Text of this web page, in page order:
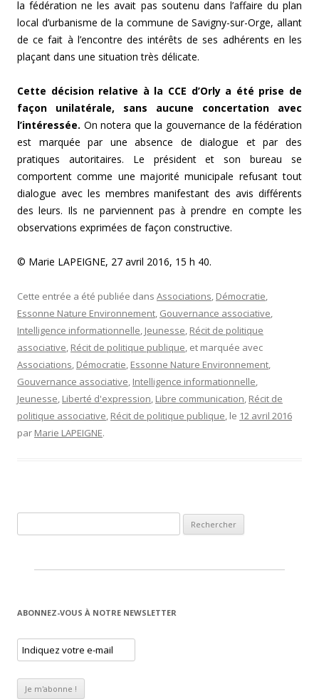
la fédération ne les avait pas soutenu dans l’affaire du plan
local d’urbanisme de la commune de Savigny-sur-Orge, allant
de ce fait à l’encontre des intérêts de ses adhérents en les
plaçant dans une situation très délicate.
Cette décision relative à la CCE d’Orly a été prise de
façon unilatérale, sans aucune concertation avec
l’intéressée. On notera que la gouvernance de la fédération
est marquée par une absence de dialogue et par des
pratiques autoritaires. Le président et son bureau se
comportent comme une majorité municipale refusant tout
dialogue avec les membres manifestant des avis différents
des leurs. Ils ne parviennent pas à prendre en compte les
observations exprimées de façon constructive.
© Marie LAPEIGNE, 27 avril 2016, 15 h 40.
Cette entrée a été publiée dans Associations, Démocratie,
Essonne Nature Environnement, Gouvernance associative,
Intelligence informationnelle, Jeunesse, Récit de politique
associative, Récit de politique publique, et marquée avec
Associations, Démocratie, Essonne Nature Environnement,
Gouvernance associative, Intelligence informationnelle,
Jeunesse, Liberté d'expression, Libre communication, Récit de
politique associative, Récit de politique publique, le 12 avril 2016
par Marie LAPEIGNE.
ABONNEZ-VOUS À NOTRE NEWSLETTER